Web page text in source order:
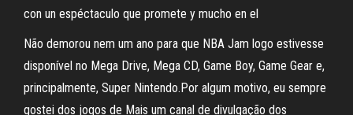
con un espéctaculo que promete y mucho en el
Não demorou nem um ano para que NBA Jam logo estivesse
disponível no Mega Drive, Mega CD, Game Boy, Game Gear e,
principalmente, Super Nintendo.Por algum motivo, eu sempre
gostei dos jogos de Mais um canal de divulgação dos